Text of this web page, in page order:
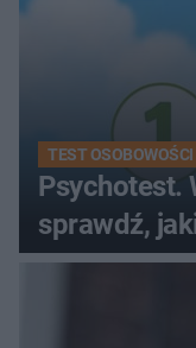
TEST OSOBOWOŚCI
Psychotest.
sprawdź,